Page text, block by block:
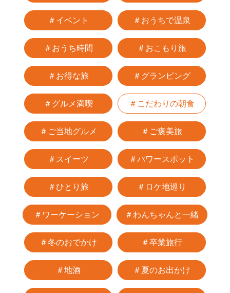
＃イベント ＃おうちで温泉
＃おうち時間 ＃おこもり旅
＃お得な旅 ＃グランピング
＃グルメ満喫 ＃こだわりの朝食
＃ご当地グルメ ＃ご褒美旅
＃スイーツ ＃パワースポット
＃ひとり旅 ＃ロケ地巡り
＃ワーケーション ＃わんちゃんと一緒
＃冬のおでかけ ＃卒業旅行
＃地酒 ＃夏のお出かけ